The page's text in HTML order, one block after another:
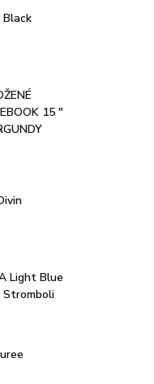
Black
15 "
Light Blue
Stromboli